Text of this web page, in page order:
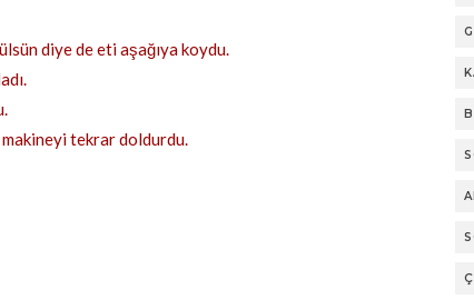
diye de eti aşağıya koydu.
makineyi tekrar doldurdu.